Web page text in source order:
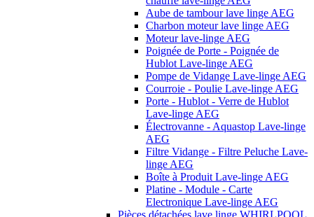
Aube de tambour lave linge AEG
Charbon moteur lave linge AEG
Moteur lave-linge AEG
Poignée de Porte - Poignée de
Hublot Lave-linge AEG
Pompe de Vidange Lave-linge AEG
Courroie - Poulie Lave-linge AEG
Porte - Hublot - Verre de Hublot
Lave-linge AEG
Électrovanne - Aquastop Lave-linge
AEG
Filtre Vidange - Filtre Peluche Lave-
linge AEG
Boîte à Produit Lave-linge AEG
Platine - Module - Carte
Electronique Lave-linge AEG
Pièces détachées lave linge WHIRLPOOL